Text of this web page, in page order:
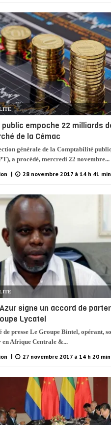
empoche 22 milliards
de la Cémac
générale de la Comptabilité
a procédé, mercredi 22 novembre...
28 novembre 2017 à 14 h 41 min
signe un accord de
Lycatel
de presse Le Groupe Bintel, opérant,
en Afrique Centrale &...
27 novembre 2017 à 14 h 20 min